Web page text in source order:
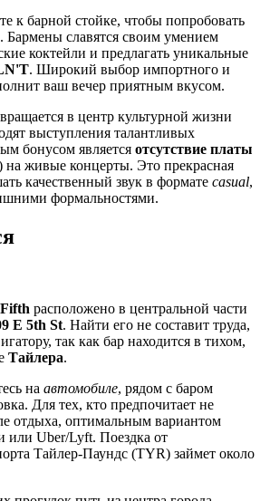
к барной стойке, чтобы попробовать
славятся своим умением
коктейли и предлагать уникальные
. Широкий выбор импортного и
ваш вечер приятным вкусом.
в центр культурной жизни
выступления талантливых
бонусом является отсутствие платы
на живые концерты. Это прекрасная
качественный звук в формате casual,
формальностями.
расположено в центральной части
E 5th St. Найти его не составит труда,
так как бар находится в тихом,
Тайлера.
на автомобиле, рядом с баром
Для тех, кто предпочитает не
отдыха, оптимальным вариантом
или Uber/Lyft. Поездка от
Тайлер-Паундс (TYR) займет около